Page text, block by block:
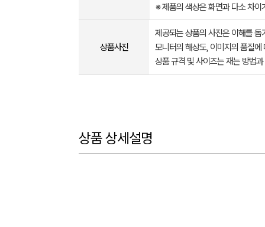
※ 제품의 색상은 화면과 다소 차이
상품사진
제공되는 상품의 사진은 이해를
모니터의 해상도, 이미지의 품질
상품 규격 및 사이즈는 재는 방법
상품 상세설명